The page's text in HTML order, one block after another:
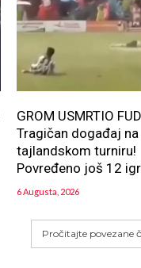
GROM USMRTIO
Tragičan događaj na
tajlandskom turniru!
Povređeno još 12
6 Augusta, 2026
Pročitajte povezane